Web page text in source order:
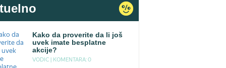
Kako da proverite da li još
uvek imate besplatne
akcije?
VODIC | KOMENTARA: 0